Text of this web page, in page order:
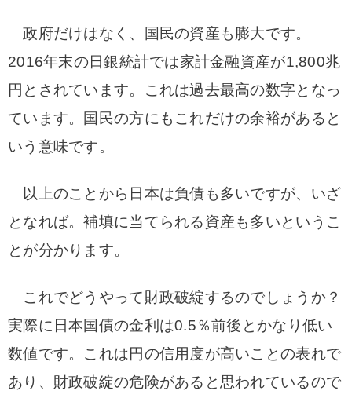
政府だけはなく、国民の資産も膨大です。
2016年末の日銀統計では家計金融資産が1,800兆
円とされています。これは過去最高の数字となっ
ています。国民の方にもこれだけの余裕があると
いう意味です。
以上のことから日本は負債も多いですが、いざ
となれば。補填に当てられる資産も多いというこ
とが分かります。
これでどうやって財政破綻するのでしょうか？
実際に日本国債の金利は0.5％前後とかなり低い
数値です。これは円の信用度が高いことの表れで
あり、財政破綻の危険があると思われているので